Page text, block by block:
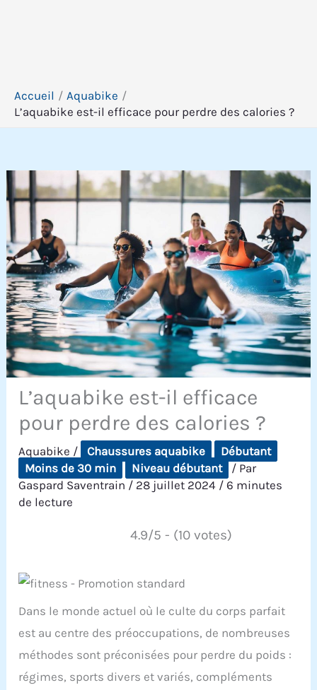
Accueil
Aquabike
L’aquabike est-il efficace pour perdre des calories ?
L’aquabike est-il efficace
pour perdre des calories ?
Aquabike / Chaussures aquabike
Débutant
Moins de 30 min
Niveau débutant
/ Par
Gaspard Saventrain / 28 juillet 2024 /6 minutes
de lecture
4.9/5 - (10 votes)
Dans le monde actuel où le culte du corps parfait
est au centre des préoccupations, de nombreuses
méthodes sont préconisées pour perdre du poids :
régimes, sports divers et variés, compléments